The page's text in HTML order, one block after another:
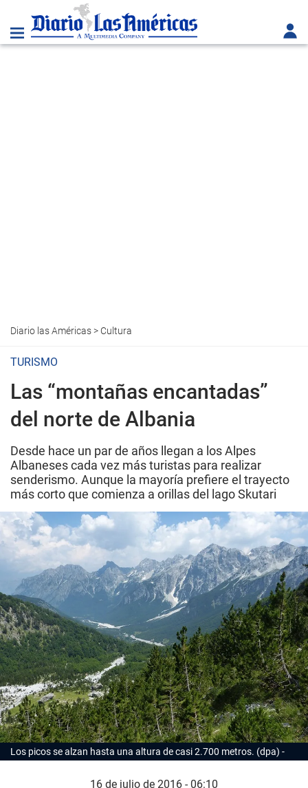
Diario las Américas> Cultura
TURISMO
Las “montañas encantadas”
del norte de Albania
Desde hace un par de años llegan a los Alpes
Albaneses cada vez más turistas para realizar
senderismo. Aunque la mayoría prefiere el trayecto
más corto que comienza a orillas del lago Skutari
Los picos se alzan hasta una altura de casi 2.700 metros. (dpa)
16 de julio de 2016 - 06:10